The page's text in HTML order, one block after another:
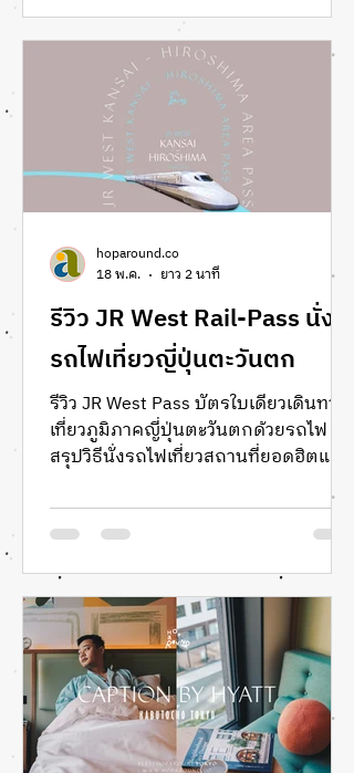
ศิลปินฝรั่งเศสชื่อดังระดับโลก เนรมิต
นิทรรศการ “The GUESTS” ขนแก๊งหุ่น
กระดาษขนาดเท่าคนจริง ‘PAPER
PEOPLE’ 10 ตัว มาเช็คอินเป็นแขกวีไอพี
ป่วนตามมุมต่างๆ ทั่วโรงแรม ตั้งแต่ 1
กรกฎาคม – 30 กันยายน 2026 พร้อม
เปิดตัวแพ็คเกจห้องพัก “Hide and
Seek” สุดเอ็กซ์คลูซีฟที่คนรักงานดีไซน์
รีวิว JR West Rail-Pass นั่ง
รถไฟเที่ยวญี่ปุ่นตะวันตก
รีวิว JR West Pass บัตรใบเดียวเดินทาง
เที่ยวภูมิภาคญี่ปุ่นตะวันตกด้วยรถไฟ
สรุปวิธีนั่งรถไฟเที่ยวสถานที่ยอดฮิตและ
Hiroshima, Onomichi,
Amanohashidate, หมู่บ้านชาวประมง
เที่ยวญี่ปุ่นด้วยตัวเอง วิธีซื้อตั๋วรถไฟ JR
Pass และการเดินทางที่คุ้มค่าที่สุด
อัปเดตข้อมูลล่าสุดโดย Hoparound.co
hoparound.co
18 พ.ค.
ยาว 2 นาที